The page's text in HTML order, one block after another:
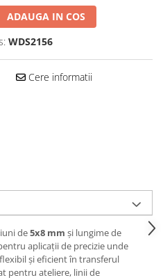
ADAUGA IN COS
WDS2156
Cere informatii
de5x8 mm și lungime de
aplicații de precizie unde
și eficient în transferul
pentru ateliere, linii de